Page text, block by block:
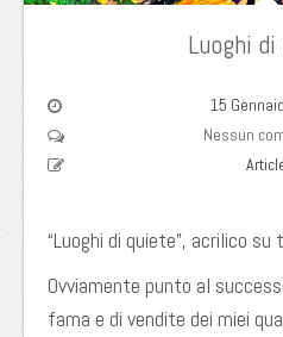
Luoghi
15
Nessun
“Luoghi di quiete”, acrilico
Ovviamente punto al
fama e di vendite dei miei